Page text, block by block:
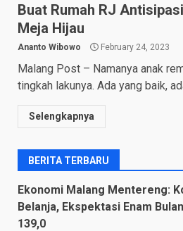
Buat Rumah RJ
Meja Hijau
Ananto Wibowo February 24, 2023
Malang Post – Namanya anak
tingkah lakunya. Ada yang baik,
Selengkapnya
BERITA TERBARU
Ekonomi Malang Mentereng:
Belanja, Ekspektasi Enam
139,0